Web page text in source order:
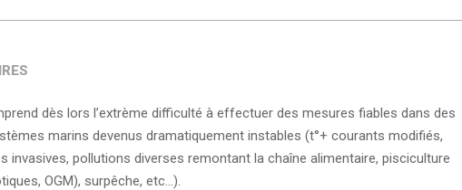
dès lors l’extrème difficulté à effectuer des mesures fiables dans des
marins devenus dramatiquement instables (t°+ courants modifiés,
invasives, pollutions diverses remontant la chaîne alimentaire, pisciculture
OGM), surpêche, etc…).